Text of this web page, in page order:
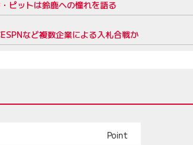
ピットは鈴鹿への憧れを語る
など複数企業による入札合戦か
Point